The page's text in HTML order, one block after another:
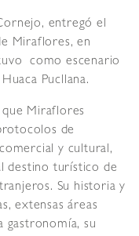
entregó el
Miraflores, en
como escenario
Pucllana.
Miraflores
de
y cultural,
destino turístico de
Su historia y
extensas áreas
gastronomía, su